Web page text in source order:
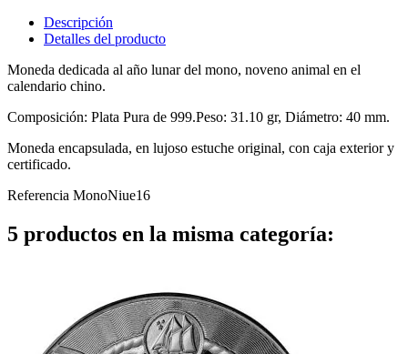
Descripción
Detalles del producto
Moneda dedicada al año lunar del mono, noveno animal en el
calendario chino.
Composición: Plata Pura de 999.Peso: 31.10 gr, Diámetro: 40 mm.
Moneda encapsulada, en lujoso estuche original, con caja exterior y
certificado.
Referencia MonoNiue16
5 productos en la misma categoría: